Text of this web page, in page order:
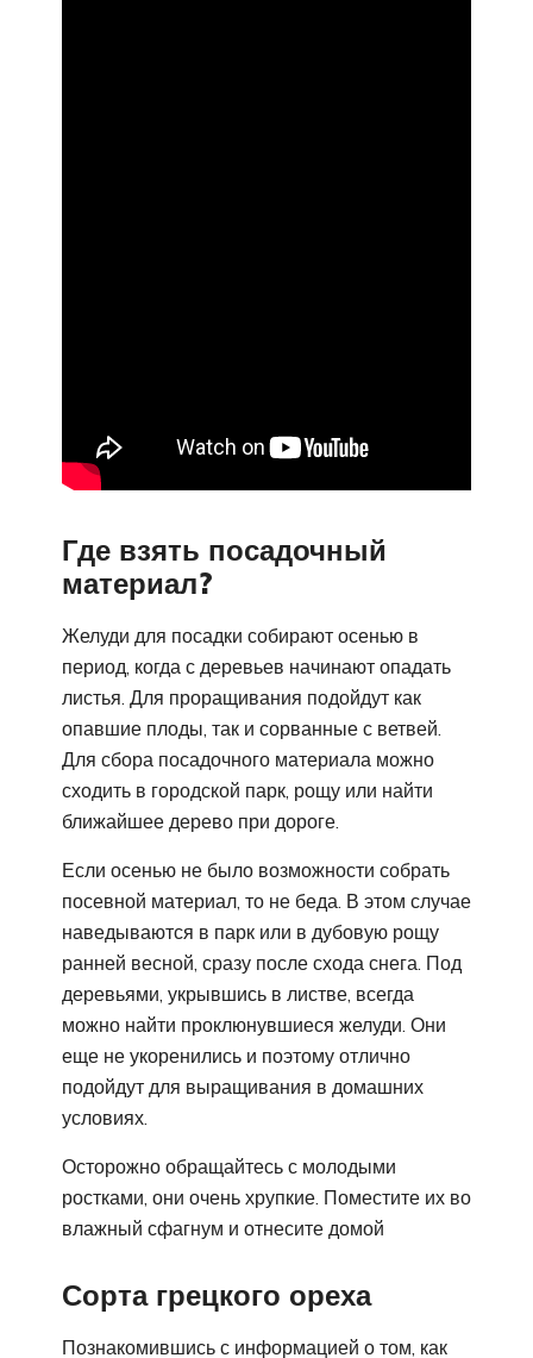
Где взять посадочный
материал?
Желуди для посадки собирают осенью в
период, когда с деревьев начинают опадать
листья. Для проращивания подойдут как
опавшие плоды, так и сорванные с ветвей.
Для сбора посадочного материала можно
сходить в городской парк, рощу или найти
ближайшее дерево при дороге.
Если осенью не было возможности собрать
посевной материал, то не беда. В этом случае
наведываются в парк или в дубовую рощу
ранней весной, сразу после схода снега. Под
деревьями, укрывшись в листве, всегда
можно найти проклюнувшиеся желуди. Они
еще не укоренились и поэтому отлично
подойдут для выращивания в домашних
условиях.
Осторожно обращайтесь с молодыми
ростками, они очень хрупкие. Поместите их во
влажный сфагнум и отнесите домой
Сорта грецкого ореха
Познакомившись с информацией о том, как